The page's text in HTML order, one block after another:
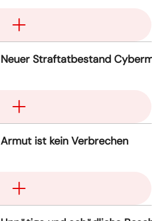
Neuer Straftatbestand
Armut ist kein Verbrechen